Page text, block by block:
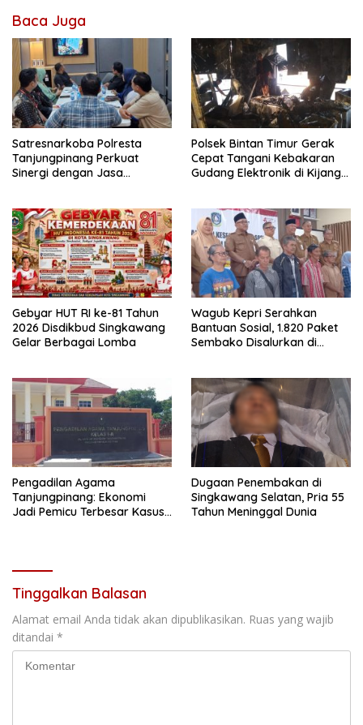
Baca Juga
Satresnarkoba Polresta
Tanjungpinang Perkuat
Sinergi dengan Jasa
Polsek Bintan Timur Gerak
Cepat Tangani Kebakaran
Gudang Elektronik di Kijang
Gebyar HUT RI ke-81 Tahun
2026 Disdikbud Singkawang
Gelar Berbagai Lomba
Wagub Kepri Serahkan
Bantuan Sosial, 1.820 Paket
Sembako Disalurkan di
Pengadilan Agama
Tanjungpinang: Ekonomi
Jadi Pemicu Terbesar Kasus
Dugaan Penembakan di
Singkawang Selatan, Pria 55
Tahun Meninggal Dunia
Tinggalkan Balasan
Alamat email Anda tidak akan dipublikasikan. Ruas yang wajib
ditandai *